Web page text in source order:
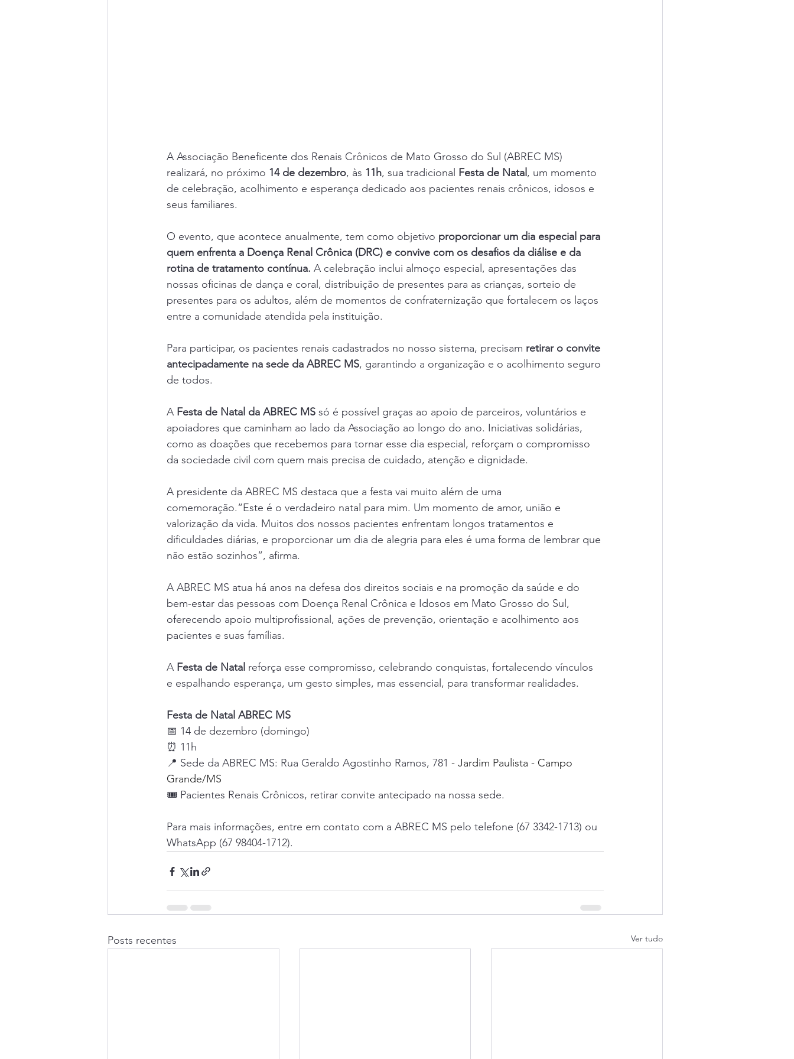
A Associação Beneficente dos Renais Crônicos de Mato Grosso do Sul (ABREC MS)
realizará, no próximo 14 de dezembro, às 11h, sua tradicional Festa de Natal , um momento
de celebração, acolhimento e esperança dedicado aos pacientes renais crônicos, idosos e
seus familiares.
O evento, que acontece anualmente, tem como objetivo proporcionar um dia especial para
quem enfrenta a Doença Renal Crônica (DRC) e convive com os desafios da diálise e da
rotina de tratamento contínua. A celebração inclui almoço especial, apresentações das
nossas oficinas de dança e coral, distribuição de presentes para as crianças, sorteio de
presentes para os adultos, além de momentos de confraternização que fortalecem os laços
entre a comunidade atendida pela instituição.
Para participar, os pacientes renais cadastrados no nosso sistema, precisam retirar o convite
antecipadamente na sede da ABREC MS, garantindo a organização e o acolhimento seguro
de todos.
A Festa de Natal da ABREC MS só é possível graças ao apoio de parceiros, voluntários e
apoiadores que caminham ao lado da Associação ao longo do ano. Iniciativas solidárias,
como as doações que recebemos para tornar esse dia especial, reforçam o compromisso
da sociedade civil com quem mais precisa de cuidado, atenção e dignidade.
A presidente da ABREC MS destaca que a festa vai muito além de uma
comemoração.“Este é o verdadeiro natal para mim. Um momento de amor, união e
valorização da vida. Muitos dos nossos pacientes enfrentam longos tratamentos e
dificuldades diárias, e proporcionar um dia de alegria para eles é uma forma de lembrar que
não estão sozinhos”, afirma.
A ABREC MS atua há anos na defesa dos direitos sociais e na promoção da saúde e do
bem-estar das pessoas com Doença Renal Crônica e Idosos em Mato Grosso do Sul,
oferecendo apoio multiprofissional, ações de prevenção, orientação e acolhimento aos
pacientes e suas famílias.
A Festa de Natal reforça esse compromisso, celebrando conquistas, fortalecendo vínculos
e espalhando esperança, um gesto simples, mas essencial, para transformar realidades.
Festa de Natal ABREC MS
📅 14 de dezembro (domingo)
⏰ 11h
📍 Sede da ABREC MS: Rua Geraldo Agostinho Ramos, 781 - Jardim Paulista - Campo
Grande/MS
🎟️ Pacientes Renais Crônicos, retirar convite antecipado na nossa sede.
Para mais informações, entre em contato com a ABREC MS pelo telefone (67 3342-1713) ou
WhatsApp (67 98404-1712).
Posts recentes Ver tudo